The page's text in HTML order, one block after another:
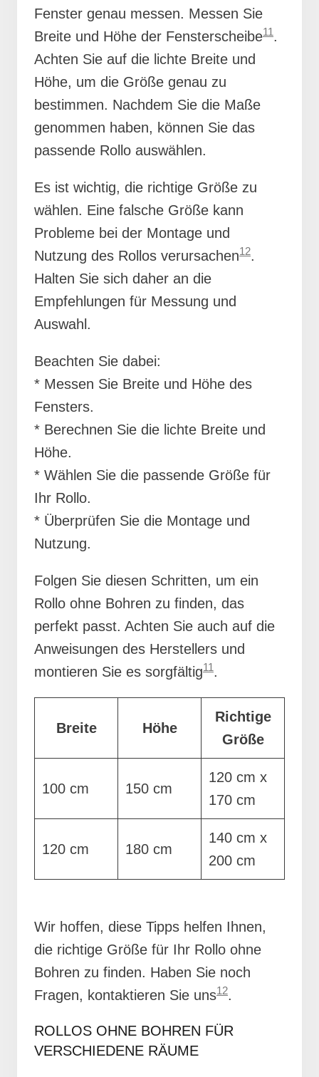
Fenster genau messen. Messen Sie
Breite und Höhe der Fensterscheibe11.
Achten Sie auf die lichte Breite und
Höhe, um die Größe genau zu
bestimmen. Nachdem Sie die Maße
genommen haben, können Sie das
passende Rollo auswählen.
Es ist wichtig, die richtige Größe zu
wählen. Eine falsche Größe kann
Probleme bei der Montage und
Nutzung des Rollos verursachen12.
Halten Sie sich daher an die
Empfehlungen für Messung und
Auswahl.
Beachten Sie dabei:
* Messen Sie Breite und Höhe des
Fensters.
* Berechnen Sie die lichte Breite und
Höhe.
* Wählen Sie die passende Größe für
Ihr Rollo.
* Überprüfen Sie die Montage und
Nutzung.
Folgen Sie diesen Schritten, um ein
Rollo ohne Bohren zu finden, das
perfekt passt. Achten Sie auch auf die
Anweisungen des Herstellers und
montieren Sie es sorgfältig11.
Breite Höhe
Richtige
Größe
100 cm 150 cm
120 cm x
170 cm
120 cm 180 cm
140 cm x
200 cm
Wir hoffen, diese Tipps helfen Ihnen,
die richtige Größe für Ihr Rollo ohne
Bohren zu finden. Haben Sie noch
Fragen, kontaktieren Sie uns12.
ROLLOS OHNE BOHREN FÜR
VERSCHIEDENE RÄUME